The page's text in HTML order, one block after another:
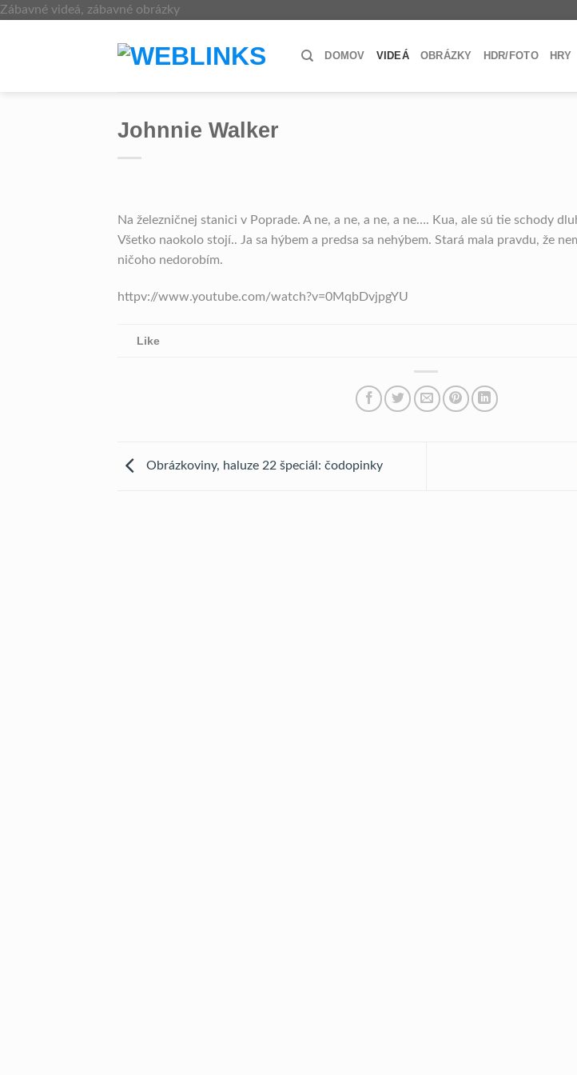
Zábavné videá, zábavné obrázkySkip
content
DOMOV VIDEÁ OBRÁZKY HDR/FOTO HRY
Johnnie Walker
Na železničnej stanici v Poprade. A ne, a ne, a ne, a ne…. Kua, ale sú tie schody
Všetko naokolo stojí.. Ja sa hýbem a predsa sa nehýbem. Stará mala pravdu, že
ničoho nedorobím.
httpv://www.youtube.com/watch?v=0MqbDvjpgYU
Like
Obrázkoviny, haluze 22 špeciál: čodopinky